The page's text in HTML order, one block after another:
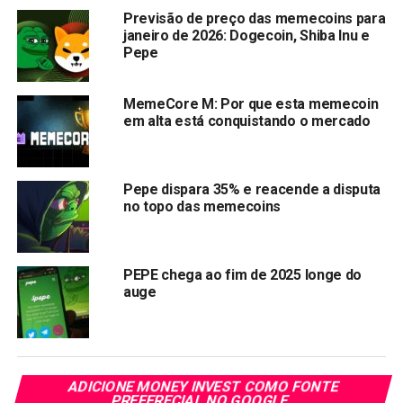
Pepe (TRUMP) é frequentemente confundido com sua
contraparte, PEPE (PEPE). No entanto, a primeira tem
ganhado destaque recentemente devido ao seu
impressionante aumento de preço. Só nas últimas 24
horas, Pepe (TRUMP) disparou
Previsão de preço das memecoins para
janeiro de 2026: Dogecoin, Shiba Inu e
Pepe
MemeCore M: Por que esta memecoin
em alta está conquistando o mercado
Pepe dispara 35% e reacende a disputa
no topo das memecoins
PEPE chega ao fim de 2025 longe do
auge
ADICIONE MONEY INVEST COMO FONTE